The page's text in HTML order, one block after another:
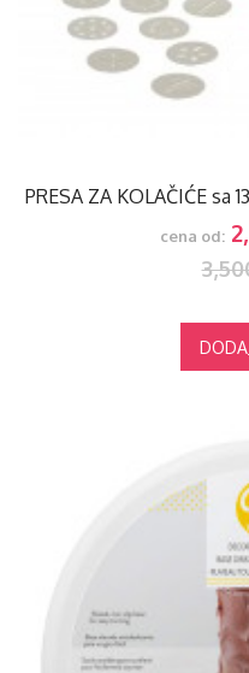
PRESA ZA KOLAČIĆE sa
cena od: